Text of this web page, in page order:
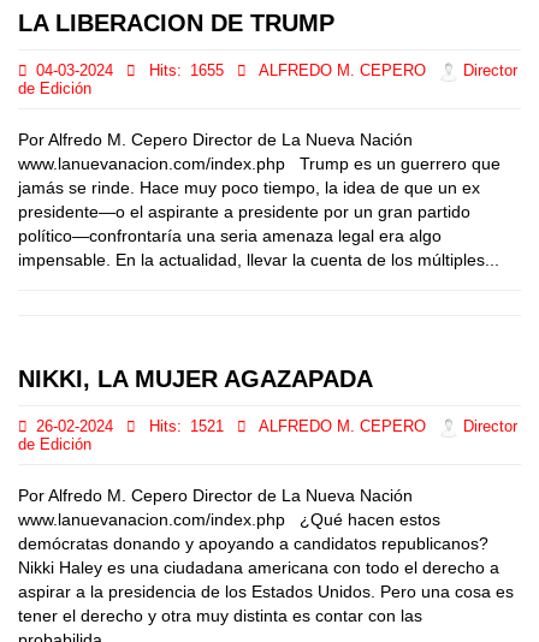
LA LIBERACION DE TRUMP
04-03-2024 Hits: 1655 ALFREDO M. CEPERO
Director
de Edición
Por Alfredo M. Cepero Director de La Nueva Nación
www.lanuevanacion.com/index.php Trump es un guerrero que
jamás se rinde. Hace muy poco tiempo, la idea de que un ex
presidente—o el aspirante a presidente por un gran partido
político—confrontaría una seria amenaza legal era algo
impensable. En la actualidad, llevar la cuenta de los múltiples...
NIKKI, LA MUJER AGAZAPADA
26-02-2024 Hits: 1521 ALFREDO M. CEPERO
Director
de Edición
Por Alfredo M. Cepero Director de La Nueva Nación
www.lanuevanacion.com/index.php ¿Qué hacen estos
demócratas donando y apoyando a candidatos republicanos?
Nikki Haley es una ciudadana americana con todo el derecho a
aspirar a la presidencia de los Estados Unidos. Pero una cosa es
tener el derecho y otra muy distinta es contar con las